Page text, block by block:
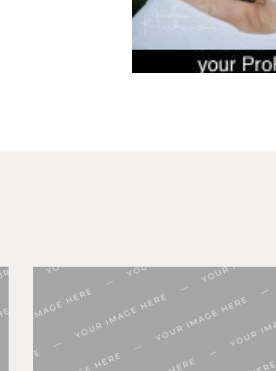
zum
Ich liebe